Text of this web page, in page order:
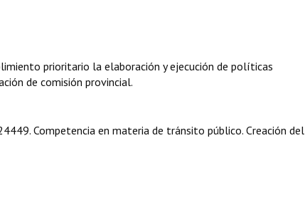
prioritario la elaboración y ejecución de políticas
de comisión provincial.
Competencia en materia de tránsito público. Creación del